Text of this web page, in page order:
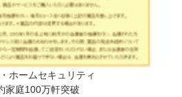
・ホームセキュリティ
家庭100万軒突破